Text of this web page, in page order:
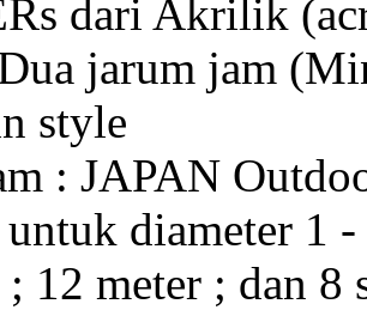
dari Akrilik
jarum jam
style
: JAPAN
untuk diameter 1
12 meter ; dan 8